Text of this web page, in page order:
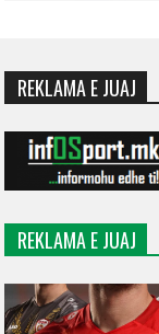
REKLAMA E JUAJ
REKLAMA E JUAJ